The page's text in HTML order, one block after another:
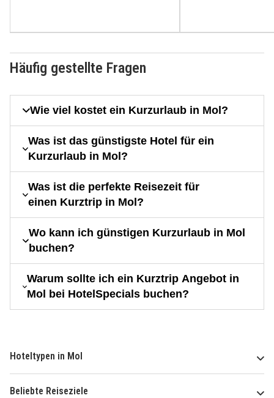
Häufig gestellte Fragen
Wie viel kostet ein Kurzurlaub in Mol?
Was ist das günstigste Hotel für ein
Kurzurlaub in Mol?
Was ist die perfekte Reisezeit für
einen Kurztrip in Mol?
Wo kann ich günstigen Kurzurlaub in Mol
buchen?
Warum sollte ich ein Kurztrip Angebot in
Mol bei HotelSpecials buchen?
Hoteltypen in Mol
Beliebte Reiseziele